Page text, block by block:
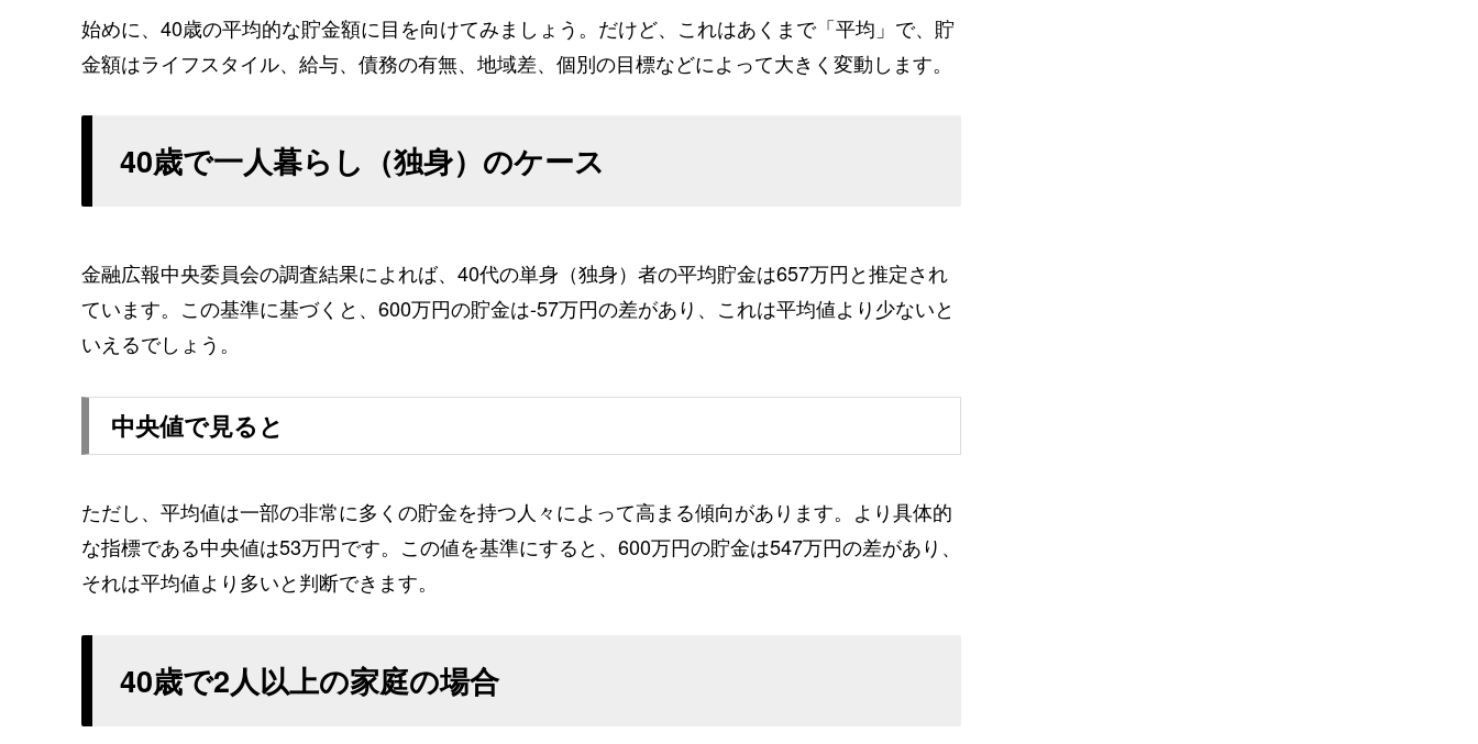
始めに、40歳の平均的な貯金額に目を向けてみましょう。だけど、これはあくまで「平均」で、貯
金額はライフスタイル、給与、債務の有無、地域差、個別の目標などによって大きく変動します。
40歳で一人暮らし（独身）のケース
金融広報中央委員会の調査結果によれば、40代の単身（独身）者の平均貯金は657万円と推定され
ています。この基準に基づくと、600万円の貯金は-57万円の差があり、これは平均値より少ないと
いえるでしょう。
中央値で見ると
ただし、平均値は一部の非常に多くの貯金を持つ人々によって高まる傾向があります。より具体的
な指標である中央値は53万円です。この値を基準にすると、600万円の貯金は547万円の差があり、
それは平均値より多いと判断できます。
40歳で2人以上の家庭の場合